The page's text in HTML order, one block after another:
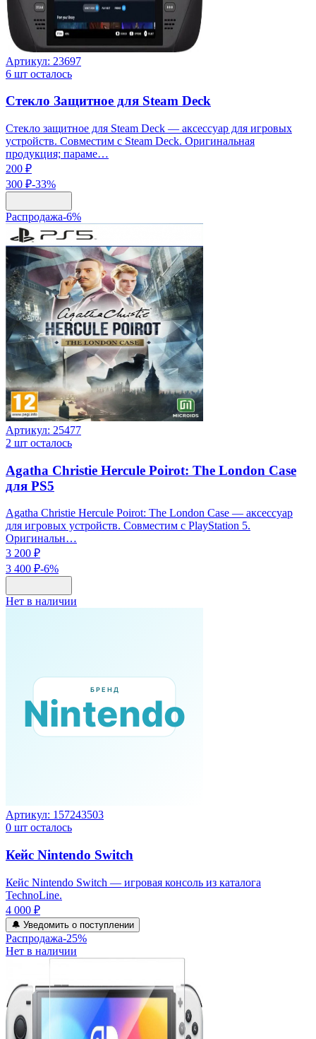
Артикул: 23697
6 шт осталось
Стекло Защитное для Steam Deck
Стекло защитное для Steam Deck — аксессуар для игровых
устройств. Совместим с Steam Deck. Оригинальная
продукция; параме…
200 ₽
300 ₽-33%
Распродажа-6%
Артикул: 25477
2 шт осталось
Agatha Christie Hercule Poirot: The London Case
для PS5
Agatha Christie Hercule Poirot: The London Case — аксессуар
для игровых устройств. Совместим с PlayStation 5.
Оригинальн…
3 200 ₽
3 400 ₽-6%
Нет в наличии
Артикул: 157243503
0 шт осталось
Кейс Nintendo Switch
Кейс Nintendo Switch — игровая консоль из каталога
TechnoLine.
4 000 ₽
🔔 Уведомить о поступлении
Распродажа-25%
Нет в наличии